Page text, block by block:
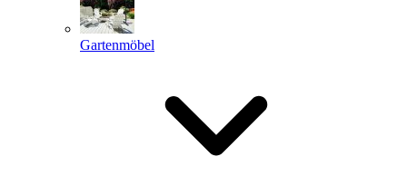
Gartenmöbel